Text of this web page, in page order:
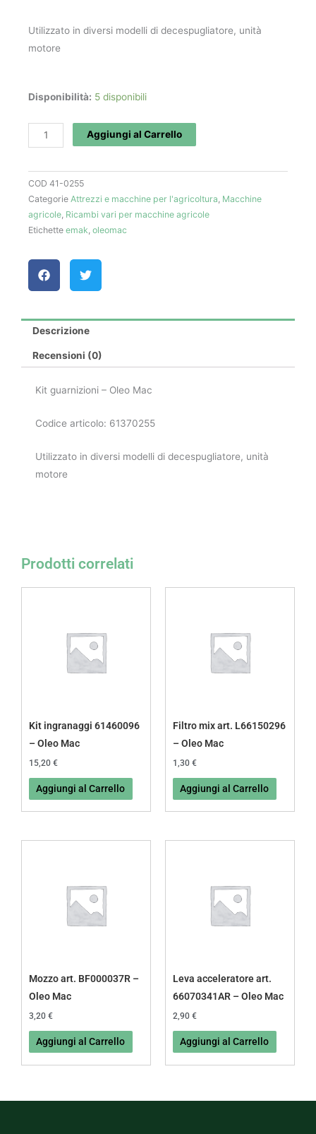
Utilizzato in diversi modelli di decespugliatore, unità
motore
Disponibilità: 5 disponibili
Kit
61370255
Oleo
Mac
quantità
Aggiungi al Carrello
COD 41-0255
Categorie Attrezzi e macchine per l'agricoltura, Macchine
agricole, Ricambi vari per macchine agricole
Etichette emak, oleomac
Descrizione
Recensioni (0)
Kit guarnizioni – Oleo Mac
Codice articolo: 61370255
Utilizzato in diversi modelli di decespugliatore, unità
motore
Prodotti correlati
Kit ingranaggi 61460096
– Oleo Mac
15,20 €
Aggiungi al Carrello
Filtro mix art. L66150296
– Oleo Mac
1,30 €
Aggiungi al Carrello
Mozzo art. BF000037R –
Oleo Mac
3,20 €
Aggiungi al Carrello
Leva acceleratore art.
66070341AR – Oleo Mac
2,90 €
Aggiungi al Carrello